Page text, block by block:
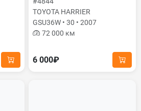
TOYOTA HARRIER
GSU36W • 30 • 2007
72 000 км
6 000₽